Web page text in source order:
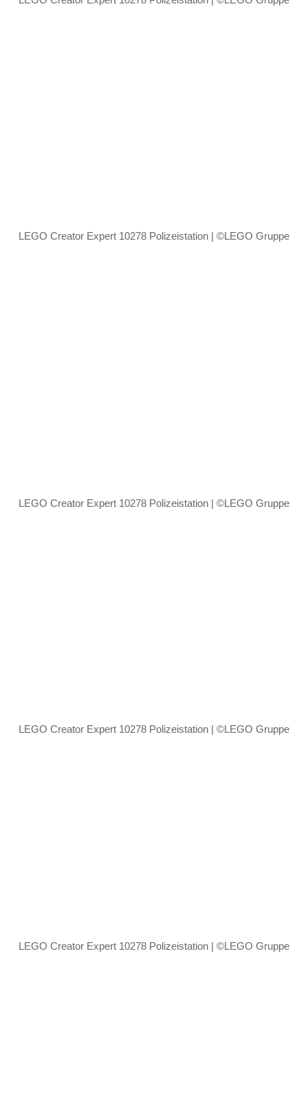
LEGO Creator Expert 10278 Polizeistation | ©LEGO Gruppe
LEGO Creator Expert 10278 Polizeistation | ©LEGO Gruppe
LEGO Creator Expert 10278 Polizeistation | ©LEGO Gruppe
LEGO Creator Expert 10278 Polizeistation | ©LEGO Gruppe